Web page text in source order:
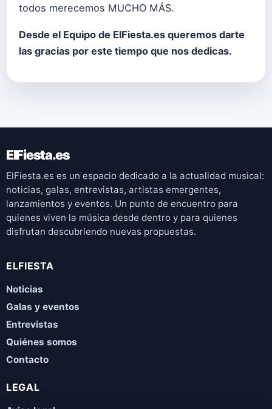
todos merecemos MUCHO MÁS.
Desde el Equipo de ElFiesta.es queremos darte
las gracias por este tiempo que nos dedicas.
ElFiesta.es
ElFiesta.es es un espacio dedicado a la actualidad musical:
noticias, galas, entrevistas, artistas emergentes,
lanzamientos y eventos. Un punto de encuentro para
quienes viven la música desde dentro y para quienes
disfrutan descubriendo nuevas propuestas.
ELFIESTA
Noticias
Galas y eventos
Entrevistas
Quiénes somos
Contacto
LEGAL